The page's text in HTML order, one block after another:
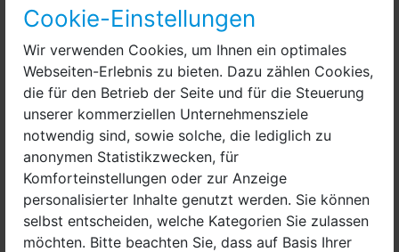
Cookie-Einstellungen
Wir verwenden Cookies, um Ihnen ein optimales
Webseiten-Erlebnis zu bieten. Dazu zählen Cookies,
die für den Betrieb der Seite und für die Steuerung
unserer kommerziellen Unternehmensziele
notwendig sind, sowie solche, die lediglich zu
anonymen Statistikzwecken, für
Komforteinstellungen oder zur Anzeige
personalisierter Inhalte genutzt werden. Sie können
selbst entscheiden, welche Kategorien Sie zulassen
möchten. Bitte beachten Sie, dass auf Basis Ihrer
Baustein erfolgreicher Berufsorientierung. „Die
Erfahrung zeigt, dass das Format von den
Jugendlichen sehr gut angenommen wird.“ Immer mehr
Unternehmen seien bereit, direkt in die Schulen zu
kommen und mit potenziellen Auszubildenden ins
Gespräch zu treten, so Ollhoff weiter. „Gerade der
persönliche Austausch ermöglicht es jungen Menschen,
unkompliziert erste Kontakte zu knüpfen und sich über
Berufsbilder, Praktika und Ausbildungsmöglichkeiten
aus erster Hand zu informieren.“
Das Landesprogramm „Türöffner: Zukunft Beruf 2022“